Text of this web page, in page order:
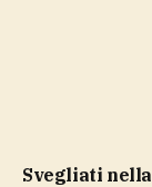
Svegliati